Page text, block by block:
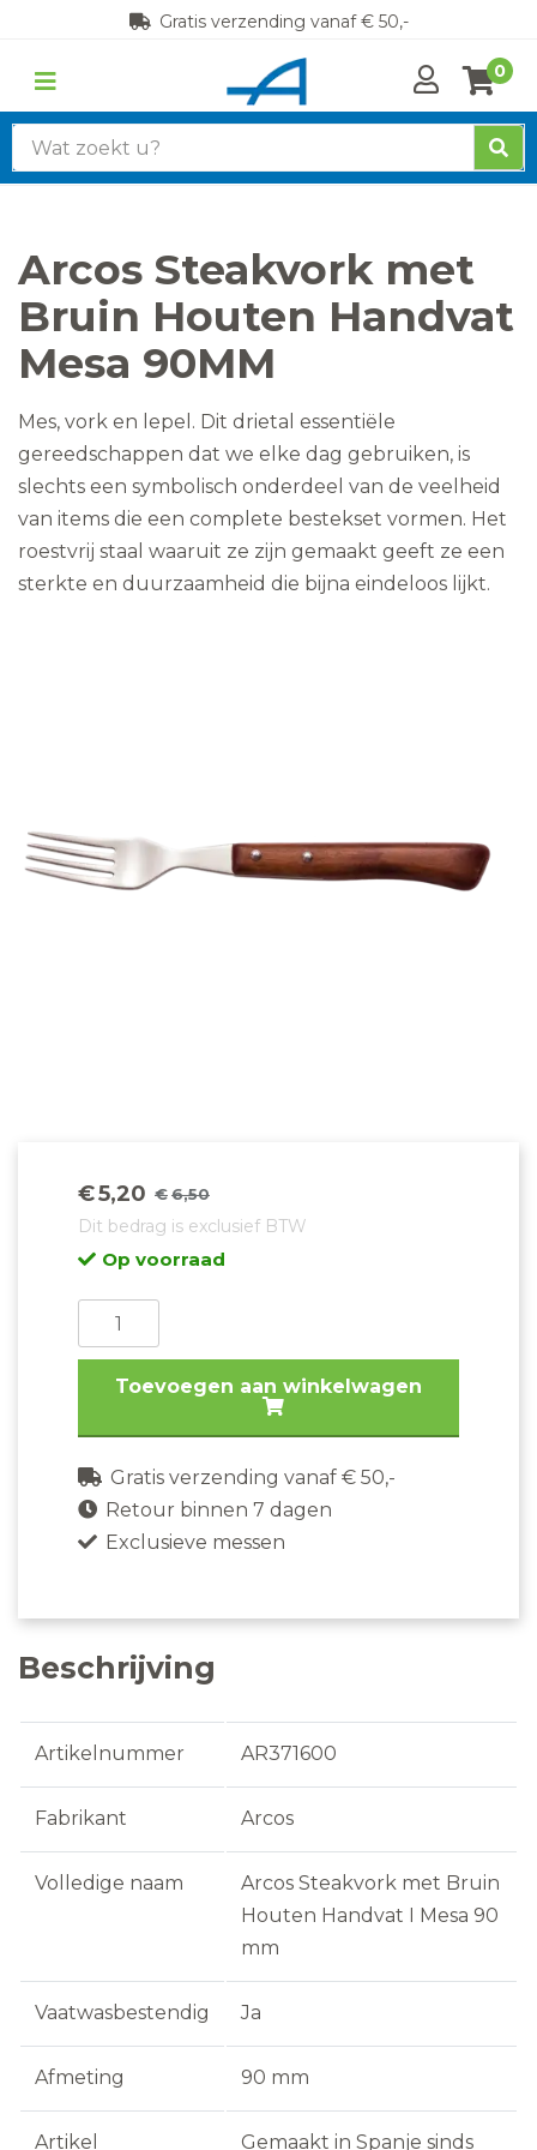
Gratis verzending vanaf € 50,-
0
Zoek
naar:
Arcos Steakvork met
Bruin Houten Handvat
Mesa 90MM
Mes, vork en lepel. Dit drietal essentiële
gereedschappen dat we elke dag gebruiken, is
slechts een symbolisch onderdeel van de veelheid
van items die een complete bestekset vormen. Het
roestvrij staal waaruit ze zijn gemaakt geeft ze een
sterkte en duurzaamheid die bijna eindeloos lijkt.
€6,50
Oorspronkelijke
prijs
was:
€6,50.
€5,20
Huidige
prijs
is:
€5,20.
Dit bedrag is exclusief BTW
Op voorraad
Arcos
Steakvork
Houten
Handvat
Mesa
90MM
Toevoegen aan winkelwagen
Gratis verzending vanaf € 50,-
Retour binnen 7 dagen
Exclusieve messen
Beschrijving
Artikelnummer AR371600
Fabrikant Arcos
Volledige naam
Arcos Steakvork met Bruin
Houten Handvat I Mesa 90
mm
Vaatwasbestendig Ja
Afmeting 90 mm
Artikel Gemaakt in Spanje sinds